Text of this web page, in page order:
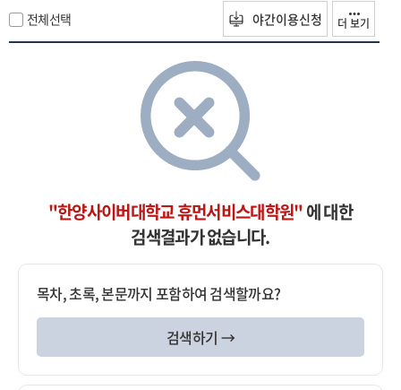
전체선택 야간이용신청 더 보기
"한양사이버대학교 휴먼서비스대학원"에 대한
검색결과가 없습니다.
목차, 초록, 본문까지 포함하여 검색할까요?
검색하기 →